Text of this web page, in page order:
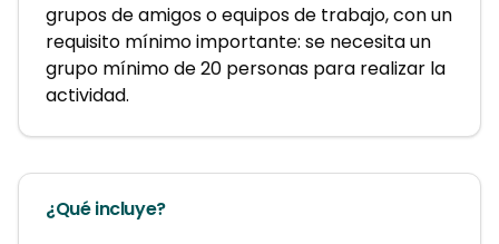
grupos de amigos o equipos de trabajo, con un
requisito mínimo importante: se necesita un
grupo mínimo de 20 personas para realizar la
actividad.
¿Qué incluye?